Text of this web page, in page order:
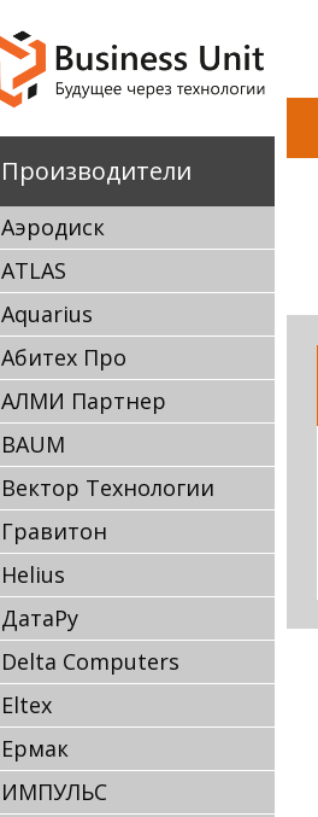
Производители
Аэродиск
ATLAS
Aquarius
Абитех Про
АЛМИ Партнер
BAUM
Вектор Технологии
Гравитон
Helius
ДатаРу
Delta Computers
Eltex
Ермак
ИМПУЛЬС